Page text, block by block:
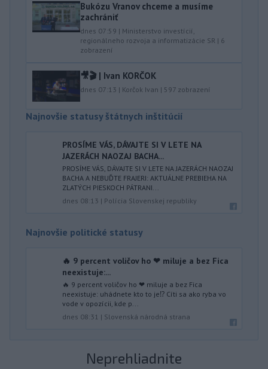
Bukózu Vranov chceme a musíme
zachrániť
dnes 07:59 | Ministerstvo investícií,
regionálneho rozvoja a informatizácie SR | 6
zobrazení
🎥🎬 | Ivan KORČOK
dnes 07:13 | Korčok Ivan | 597 zobrazení
Najnovšie statusy štátnych inštitúcií
PROSÍME VÁS, DÁVAJTE SI V LETE NA
JAZERÁCH NAOZAJ BACHA...
PROSÍME VÁS, DÁVAJTE SI V LETE NA JAZERÁCH NAOZAJ
BACHA A NEBUĎTE FRAJERI: AKTUÁLNE PREBIEHA NA
ZLATÝCH PIESKOCH PÁTRANI...
dnes 08:13 | Polícia Slovenskej republiky
Najnovšie politické statusy
🔥 9 percent voličov ho ❤ miluje a bez Fica
neexistuje:...
🔥 9 percent voličov ho ❤ miluje a bez Fica
neexistuje: uhádnete kto to je⁉️ Cíti sa ako ryba vo
vode v opozícii, kde p...
dnes 08:31 | Slovenská národná strana
Neprehliadnite